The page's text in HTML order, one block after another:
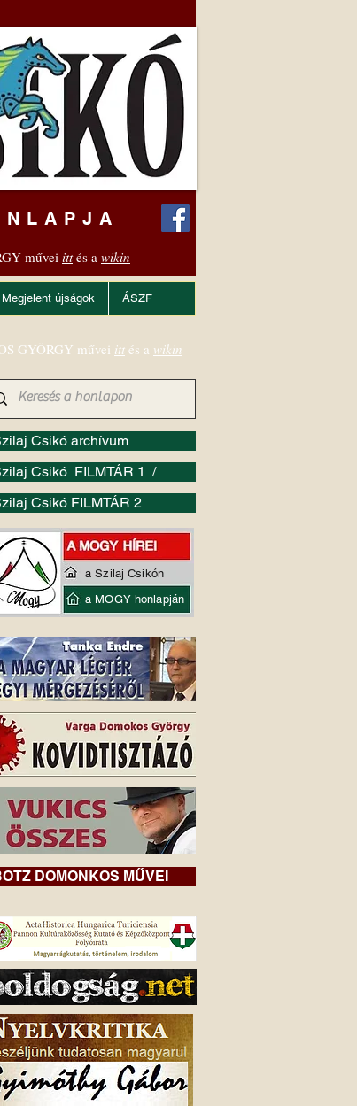
műveiittés a wikin
Megjelent újságok ÁSZF
Csikó archívum
Csikó FILMTÁR 1 /
Csikó FILMTÁR 2
GYÖRGY művei itt és a wikin
DOMONKOS MŰVEI
a Szilaj Csikón
a MOGY honlapján